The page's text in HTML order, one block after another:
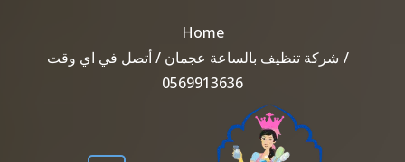
Home
شركة تنظيف بالساعة عجمان / أتصل في اي وقت
0569913636